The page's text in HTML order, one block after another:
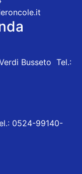
Busseto Tel.:
0524-99140-